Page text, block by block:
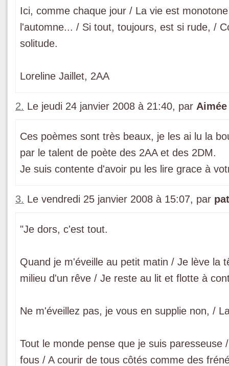
Ici, comme chaque jour / La vie est
l'automne... / Si tout, toujours, est si rude, /
solitude.
Loreline Jaillet, 2AA
2. Le jeudi 24 janvier 2008 à 21:40, par Aimée
Ces poèmes sont très beaux, je les ai lu la
par le talent de poète des 2AA et des 2DM.
Je suis contente d'avoir pu les lire grace à
3. Le vendredi 25 janvier 2008 à 15:07, par pat
"Je dors, c'est tout.
Quand je m'éveille au petit matin / Je lève la
milieu d'un rêve / Je reste au lit et flotte à
Ne m'éveillez pas, je vous en supplie non, /
Tout le monde pense que je suis
fous / A courir de tous côtés comme des